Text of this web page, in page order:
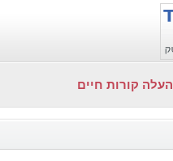
העלה קורות חיים